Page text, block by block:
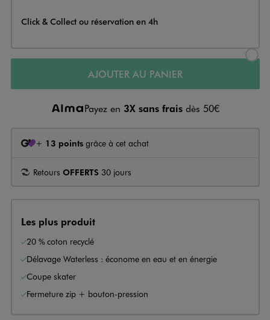
Click & Collect ou réservation en 4h
AJOUTER AU PANIER
Payez en 3X sans frais dès 50€
+ 13 points grâce à cet achat
Retours OFFERTS 30 jours
Les plus produit
20 % coton recyclé
Délavage Waterless : économe en eau et en énergie
Coupe skater
Fermeture zip + bouton-pression